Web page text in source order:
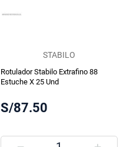
STABILO
Rotulador Stabilo Extrafino 88
Estuche X 25 Und
S/87.50